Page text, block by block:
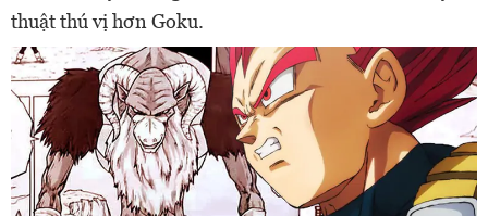
thuật thú vị hơn Goku.